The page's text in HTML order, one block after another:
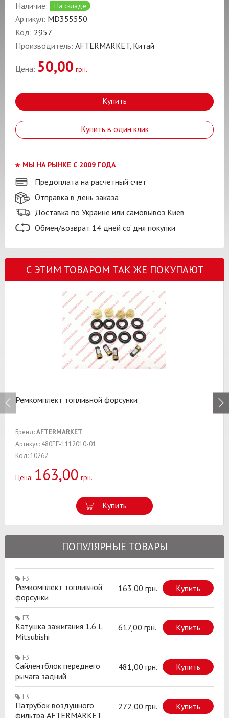
Наличие: На складе
Артикул: MD355550
Код: 2957
Производитель: AFTERMARKET, Китай
Цена: 50,00 грн.
Купить
Купить в один клик
МЫ НА РЫНКЕ С 2009 ГОДА
Предоплата на расчетный счет
Отправка в день заказа
Доставка по Украине или самовывоз Киев
Обмен/возврат 14 дней со дня покупки
С ЭТИМ ТОВАРОМ ТАК ЖЕ ПОКУПАЮТ
Ремкомплект топливной форсунки
Бренд:AFTERMARKET
Артикул: 480EF-1112010-01
Код: 10262
Цена: 163,00 грн.
Купить
ПОПУЛЯРНЫЕ ТОВАРЫ
F3
Ремкомплект топливной
форсунки
163,00 грн. Купить
F3
Катушка зажигания 1.6 L
Mitsubishi
617,00 грн. Купить
F3
Сайлентблок переднего
рычага задний
481,00 грн. Купить
F3
Патрубок воздушного
фильтра AFTERMARKET
272,00 грн. Купить